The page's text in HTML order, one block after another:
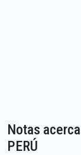
Notas
PERÚ